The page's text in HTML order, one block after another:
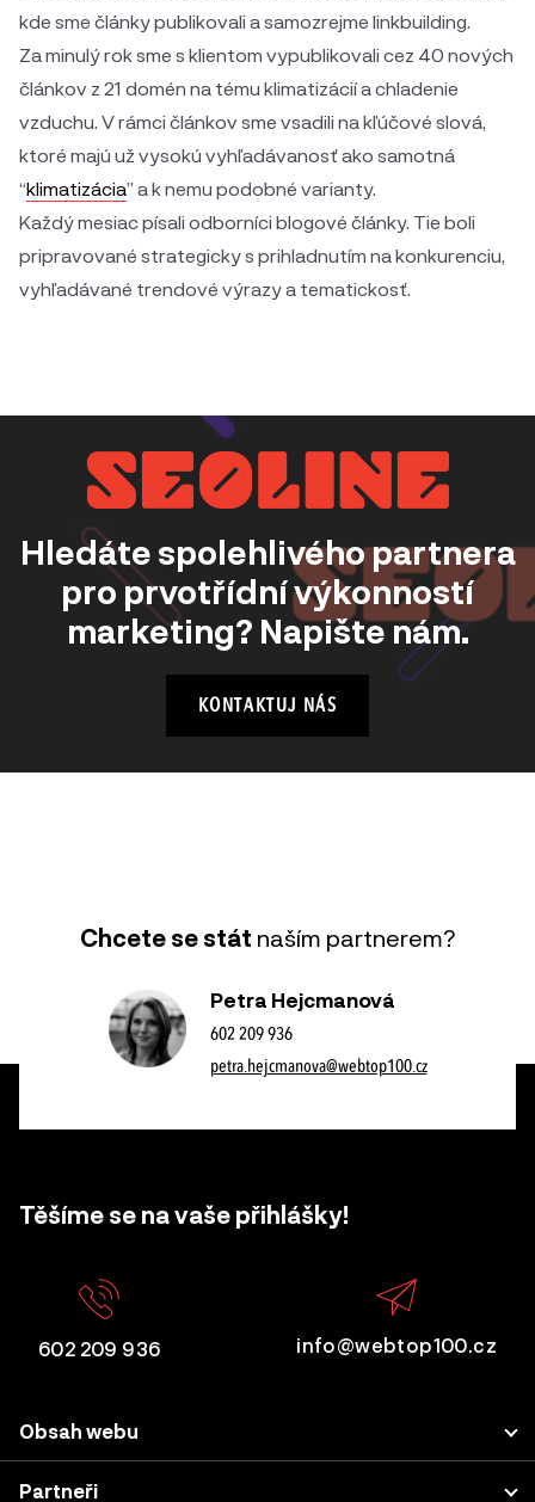
kde sme články publikovali a samozrejme linkbuilding.
Za minulý rok sme s klientom vypublikovali cez 40 nových
článkov z 21 domén na tému klimatizácií a chladenie
vzduchu. V rámci článkov sme vsadili na kľúčové slová,
ktoré majú už vysokú vyhľadávanosť ako samotná
“klimatizácia” a k nemu podobné varianty.
Každý mesiac písali odborníci blogové články. Tie boli
pripravované strategicky s prihladnutím na konkurenciu,
vyhľadávané trendové výrazy a tematickosť.
Hledáte spolehlivého partnera
pro prvotřídní výkonností
marketing? Napište nám.
KONTAKTUJ NÁS
Chcete se stát naším partnerem?
Petra Hejcmanová
602 209 936
petra.hejcmanova@webtop100.cz
Těšíme se na vaše přihlášky!
602 209 936 info@webtop100.cz
Obsah webu
Porota
Partneři